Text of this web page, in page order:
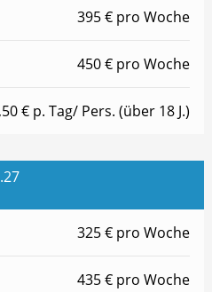
395 € pro Woche
450 € pro Woche
€ p. Tag/ Pers. (über 18 J.)
325 € pro Woche
435 € pro Woche